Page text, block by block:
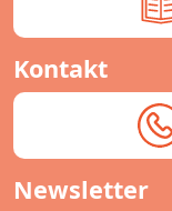
Kontakt
Newsletter